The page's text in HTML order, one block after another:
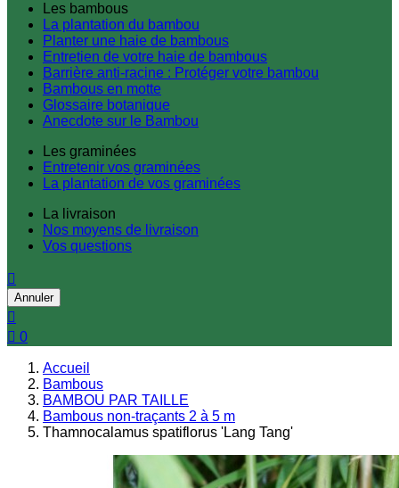
Les bambous
La plantation du bambou
Planter une haie de bambous
Entretien de votre haie de bambous
Barrière anti-racine : Protéger votre bambou
Bambous en motte
Glossaire botanique
Anecdote sur le Bambou
Les graminées
Entretenir vos graminées
La plantation de vos graminées
La livraison
Nos moyens de livraison
Vos questions

Annuler

 0
Accueil
Bambous
BAMBOU PAR TAILLE
Bambous non-traçants 2 à 5 m
Thamnocalamus spatiflorus 'Lang Tang'